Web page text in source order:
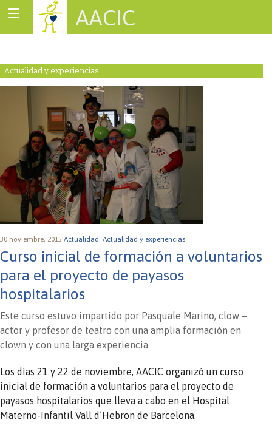
AACIC
Actualidad y experiencias
30 noviembre, 2015 Actualidad. Actualidad y experiencias.
Curso inicial de formación a voluntarios
para el proyecto de payasos
hospitalarios
Este curso estuvo impartido por Pasquale Marino, clow –
actor y profesor de teatro con una amplia formación en
clown y con una larga experiencia
Los días 21 y 22 de noviembre, AACIC organizó un curso
inicial de formación a voluntarios para el proyecto de
payasos hospitalarios que lleva a cabo en el Hospital
Materno-Infantil Vall d’Hebron de Barcelona.